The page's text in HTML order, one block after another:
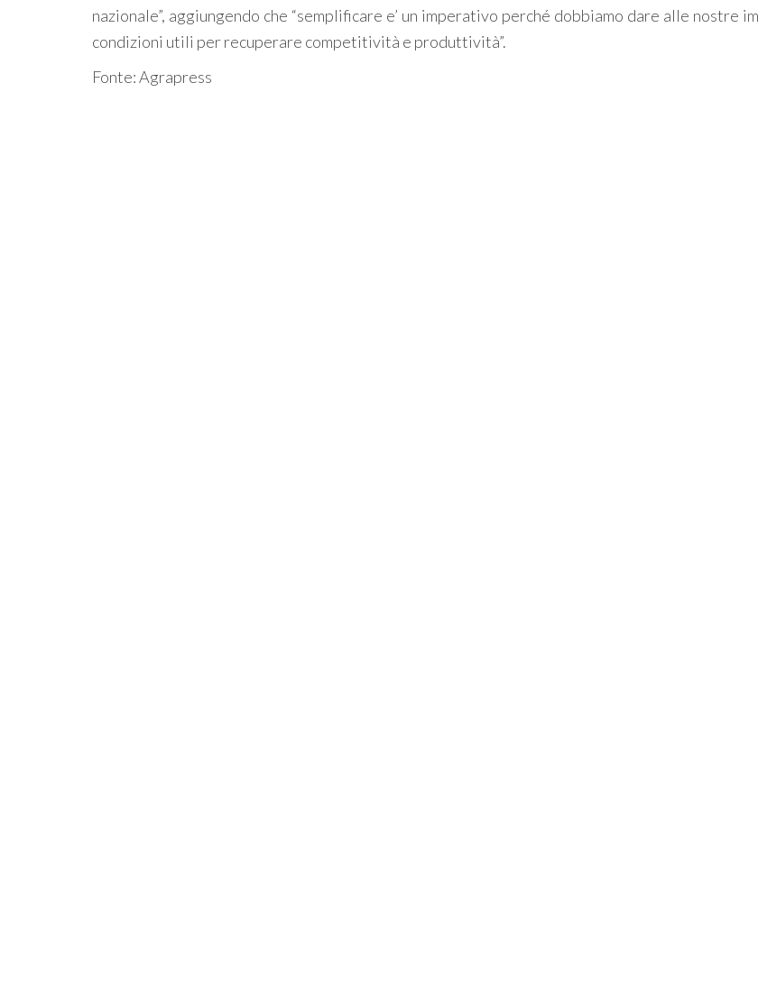
nazionale”, aggiungendo che “semplificare e’ un imperativo perché dobbiamo dare alle nostre
condizioni utili per recuperare competitività e produttività”.
Fonte: Agrapress